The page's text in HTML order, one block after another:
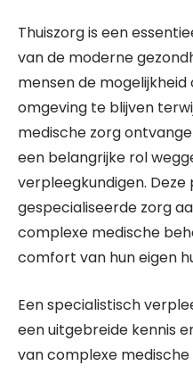
Thuiszorg is een
van de moderne
mensen de
omgeving te blijven
medische zorg
een belangrijke rol
verpleegkundigen.
gespecialiseerde zorg
complexe medische
comfort van hun eigen
Een specialistisch
een uitgebreide kennis
van complexe medische